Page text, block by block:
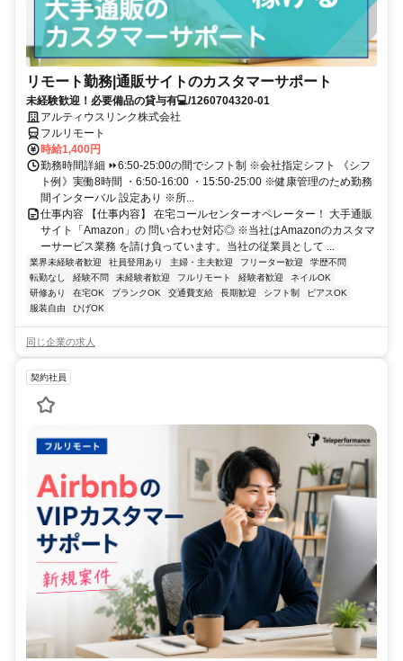
リモート勤務|通販サイトのカスタマーサポート
未経験歓迎！必要備品の貸与有💻/1260704320-01
アルティウスリンク株式会社
フルリモート
時給1,400円
勤務時間詳細 ⏩6:50-25:00の間でシフト制 ※会社指定シフト 《シフ
ト例》実働8時間 ・6:50-16:00 ・15:50-25:00 ※健康管理のため勤務
間インターバル 設定あり ※所...
仕事内容 【仕事内容】 在宅コールセンターオペレーター！ 大手通販
サイト「Amazon」の 問い合わせ対応◎ ※当社はAmazonのカスタマ
ーサービス業務 を請け負っています。当社の従業員として ...
業界未経験者歓迎 社員登用あり 主婦・主夫歓迎 フリーター歓迎
学歴不問
転勤なし
経験不問 未経験者歓迎 フルリモート 経験者歓迎
ネイルOK
研修あり
在宅OK ブランクOK 交通費支給 長期歓迎 シフト制
ピアスOK
服装自由
ひげOK
同じ企業の求人
契約社員